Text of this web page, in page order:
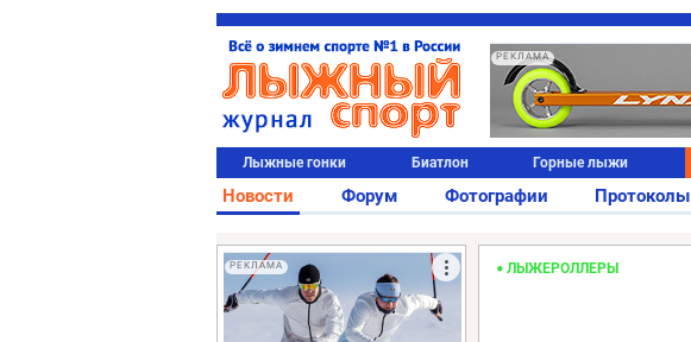
РЕКЛАМА
Лыжные гонки Биатлон Горные лыжи
Новости Форум Фотографии Протоколы
РЕКЛАМА ЛЫЖЕРОЛЛЕРЫ